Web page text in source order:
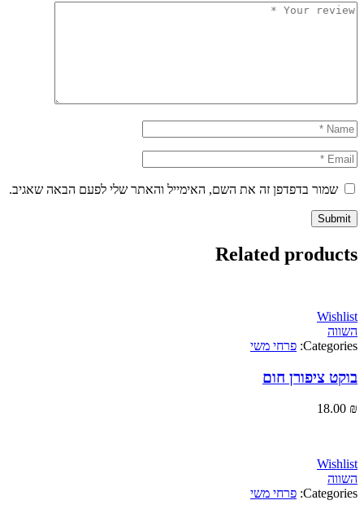
בדפדפן זה את השם, האימייל והאתר שלי לפעם הבאה שאגיב.
Related
פרחי משי
ציפורן חום
פרחי משי